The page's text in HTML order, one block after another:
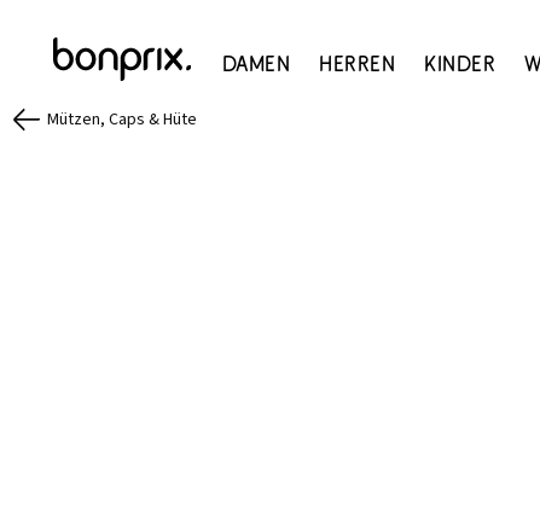
Damen Herren Kinder
Mützen, Caps & Hüte